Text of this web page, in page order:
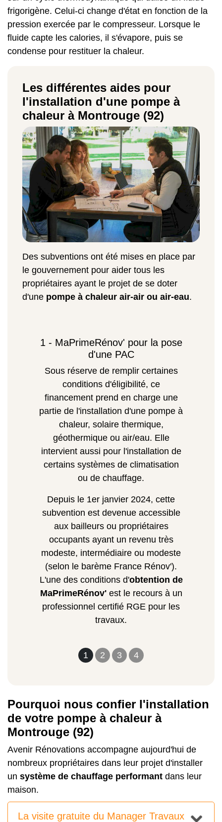
frigorigène. Celui-ci change d'état en fonction de la
pression exercée par le compresseur. Lorsque le
fluide capte les calories, il s'évapore, puis se
condense pour restituer la chaleur.
Les différentes aides pour
l'installation d'une pompe à
chaleur à Montrouge (92)
Des subventions ont été mises en place par
le gouvernement pour aider tous les
propriétaires ayant le projet de se doter
d'une pompe à chaleur air-air ou air-eau.
1 2 3 4
1 - MaPrimeRénov' pour la pose
d'une PAC
Sous réserve de remplir certaines
conditions d'éligibilité, ce
financement prend en charge une
partie de l'installation d'une pompe à
chaleur, solaire thermique,
géothermique ou air/eau. Elle
intervient aussi pour l'installation de
certains systèmes de climatisation
ou de chauffage.
Depuis le 1er janvier 2024, cette
subvention est devenue accessible
aux bailleurs ou propriétaires
occupants ayant un revenu très
modeste, intermédiaire ou modeste
(selon le barème France Rénov').
L'une des conditions d'obtention de
MaPrimeRénov'est le recours à un
professionnel certifié RGE pour les
travaux.
Pourquoi nous confier l'installation
de votre pompe à chaleur à
Montrouge (92)
Avenir Rénovations accompagne aujourd'hui de
nombreux propriétaires dans leur projet d'installer
un système de chauffage performant dans leur
maison.
La visite gratuite du Manager Travaux